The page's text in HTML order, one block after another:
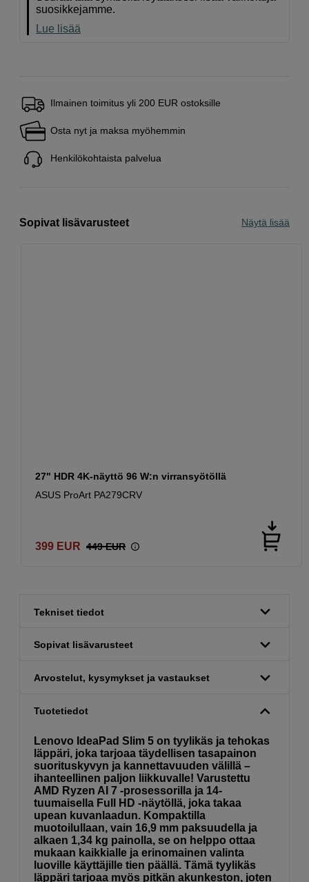
suosikkejamme.
Lue lisää
Ilmainen toimitus yli 200 EUR ostoksille
Osta nyt ja maksa myöhemmin
Henkilökohtaista palvelua
Sopivat lisävarusteet Näytä lisää
27" HDR 4K-näyttö 96 W:n virransyötöllä
ASUS ProArt PA279CRV
399 EUR 449 EUR
Tekniset tiedot
Sopivat lisävarusteet
Arvostelut, kysymykset ja vastaukset
Tuotetiedot
Lenovo IdeaPad Slim 5 on tyylikäs ja tehokas
läppäri, joka tarjoaa täydellisen tasapainon
suorituskyvyn ja kannettavuuden välillä –
ihanteellinen paljon liikkuvalle! Varustettu
AMD Ryzen AI 7 -prosessorilla ja 14-
tuumaisella Full HD -näytöllä, joka takaa
upean kuvanlaadun. Kompaktilla
muotoilullaan, vain 16,9 mm paksuudella ja
alkaen 1,34 kg painolla, se on helppo ottaa
mukaan kaikkialle ja erinomainen valinta
luoville käyttäjille tien päällä. Tämä tyylikäs
läppäri tarjoaa myös pitkän akunkeston, joten